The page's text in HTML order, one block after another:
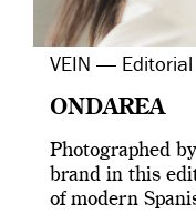
VEIN — Editorial
ONDAREA
Photographed
brand in this
of modern